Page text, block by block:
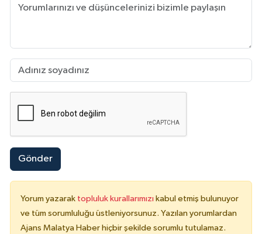
Gönder
Yorum yazarak topluluk kurallarımızı kabul etmiş bulunuyor
ve tüm sorumluluğu üstleniyorsunuz. Yazılan yorumlardan
Ajans Malatya Haber hiçbir şekilde sorumlu tutulamaz.